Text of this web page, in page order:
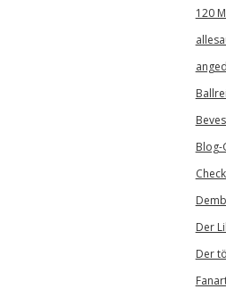
120
Blog-
Der
Der